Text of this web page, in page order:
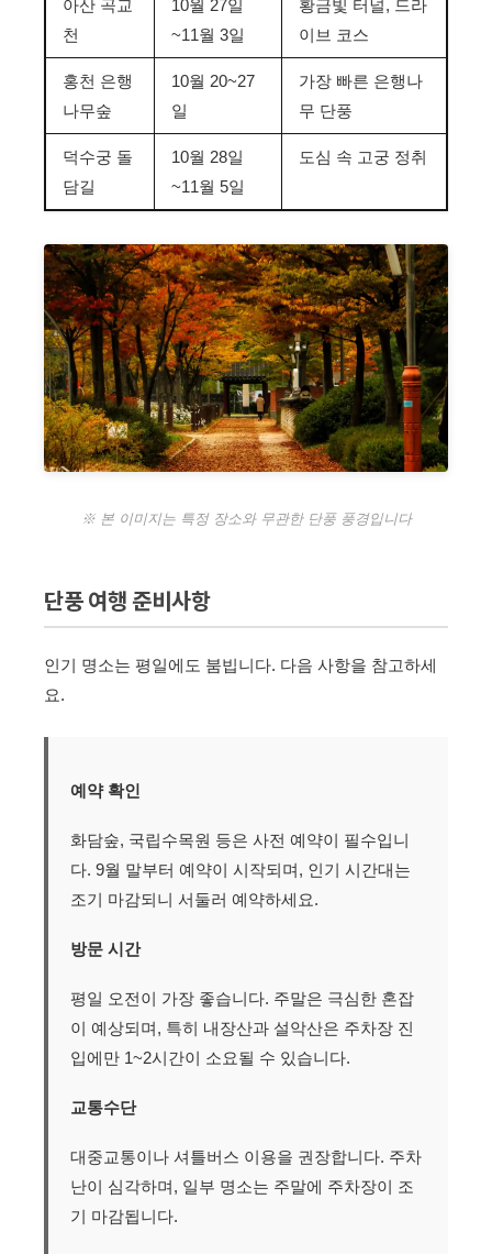
아산 곡교
천
10월 27일
~11월 3일
황금빛 터널, 드라
이브 코스
홍천 은행
나무숲
10월 20~27
일
가장 빠른 은행나
무 단풍
덕수궁 돌
담길
10월 28일
~11월 5일
도심 속 고궁 정취
※ 본 이미지는 특정 장소와 무관한 단풍 풍경입니다
단풍 여행 준비사항
인기 명소는 평일에도 붐빕니다. 다음 사항을 참고하세
요.
예약 확인
화담숲, 국립수목원 등은 사전 예약이 필수입니
다. 9월 말부터 예약이 시작되며, 인기 시간대는
조기 마감되니 서둘러 예약하세요.
방문 시간
평일 오전이 가장 좋습니다. 주말은 극심한 혼잡
이 예상되며, 특히 내장산과 설악산은 주차장 진
입에만 1~2시간이 소요될 수 있습니다.
교통수단
대중교통이나 셔틀버스 이용을 권장합니다. 주차
난이 심각하며, 일부 명소는 주말에 주차장이 조
기 마감됩니다.